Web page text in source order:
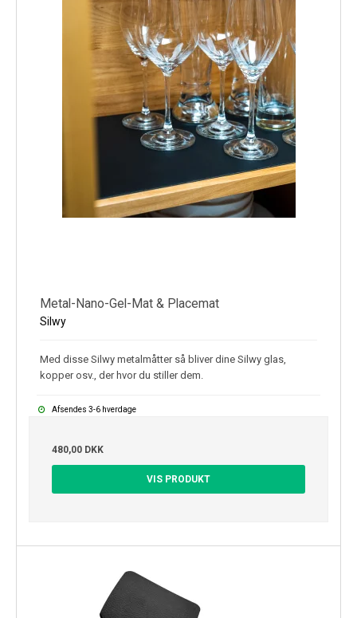
Metal-Nano-Gel-Mat & Placemat
Silwy
Med disse Silwy metalmåtter så bliver dine Silwy glas,
kopper osv., der hvor du stiller dem.
Afsendes 3-6 hverdage
480,00 DKK
VIS PRODUKT